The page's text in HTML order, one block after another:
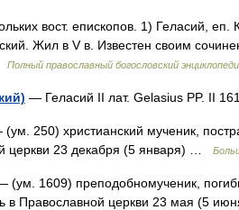
вост. епископов. 1) Геласий,
Жил в V в. Известен своим
Полный православный богословский
— Геласий II лат. Gelasius PP. II
250) христианский мученик,
церкви 23 декабря (5 января) …
(ум. 1609) преподобномученик,
в Православной церкви 23 мая (5